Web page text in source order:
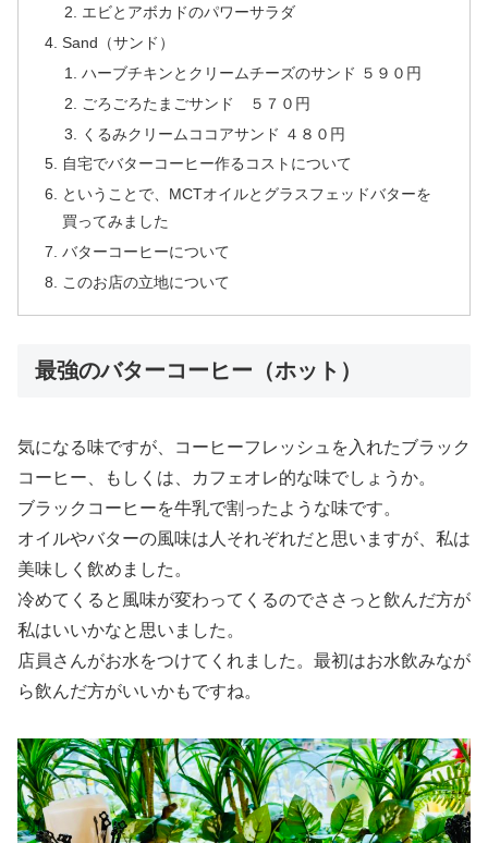
エビとアボカドのパワーサラダ
Sand（サンド）
ハーブチキンとクリームチーズのサンド ５９０円
ごろごろたまごサンド ５７０円
くるみクリームココアサンド ４８０円
自宅でバターコーヒー作るコストについて
ということで、MCTオイルとグラスフェッドバターを
買ってみました
バターコーヒーについて
このお店の立地について
最強のバターコーヒー（ホット）
気になる味ですが、コーヒーフレッシュを入れたブラック
コーヒー、もしくは、カフェオレ的な味でしょうか。
ブラックコーヒーを牛乳で割ったような味です。
オイルやバターの風味は人それぞれだと思いますが、私は
美味しく飲めました。
冷めてくると風味が変わってくるのでささっと飲んだ方が
私はいいかなと思いました。
店員さんがお水をつけてくれました。最初はお水飲みなが
ら飲んだ方がいいかもですね。